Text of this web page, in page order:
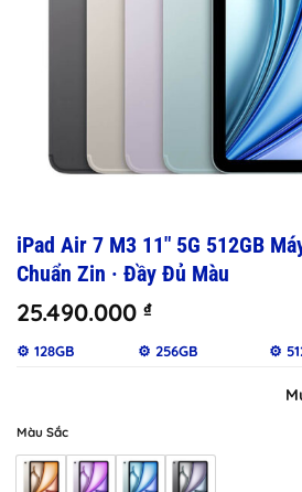
iPad Air 7 M3 11″ 5G 512GB
Chuẩn Zin · Đầy Đủ Màu
25.490.000 ₫
⚙️ 128GB ⚙️ 256GB ⚙️
Màu Sắc